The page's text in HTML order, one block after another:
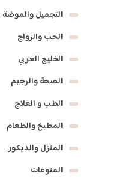
التجميل والموضة
الحب والزواج
الخليج العربي
الصحة والرجيم
الطب و العلاج
المطبخ والطعام
المنزل والديكور
المنوعات